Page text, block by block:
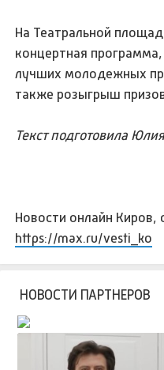
На Театральной
концертная
лучших молодежных
также розыгрыш
Текст подготовила
Новости онлайн Киров,
https://max.ru/vesti_ko
НОВОСТИ ПАРТНЕРОВ